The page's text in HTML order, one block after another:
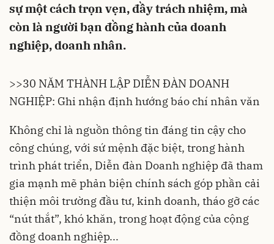
sự một cách trọn vẹn, đầy trách nhiệm, mà
còn là người bạn đồng hành của doanh
nghiệp, doanh nhân.
>>30 NĂM THÀNH LẬP DIỄN ĐÀN DOANH
NGHIỆP: Ghi nhận định hướng báo chí nhân văn
Không chỉ là nguồn thông tin đáng tin cậy cho
công chúng, với sứ mệnh đặc biệt, trong hành
trình phát triển, Diễn đàn Doanh nghiệp đã tham
gia mạnh mẽ phản biện chính sách góp phần cải
thiện môi trường đầu tư, kinh doanh, tháo gỡ các
“nút thắt”, khó khăn, trong hoạt động của cộng
đồng doanh nghiệp...